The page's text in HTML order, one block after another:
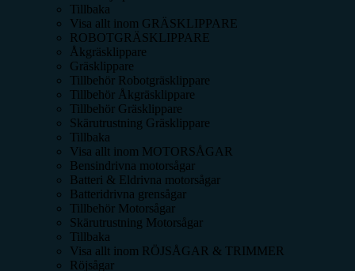
Tillbaka
Visa allt inom GRÄSKLIPPARE
ROBOTGRÄSKLIPPARE
Åkgräsklippare
Gräsklippare
Tillbehör Robotgräsklippare
Tillbehör Åkgräsklippare
Tillbehör Gräsklippare
Skärutrustning Gräsklippare
Tillbaka
Visa allt inom MOTORSÅGAR
Bensindrivna motorsågar
Batteri & Eldrivna motorsågar
Batteridrivna grensågar
Tillbehör Motorsågar
Skärutrustning Motorsågar
Tillbaka
Visa allt inom RÖJSÅGAR & TRIMMER
Röjsågar